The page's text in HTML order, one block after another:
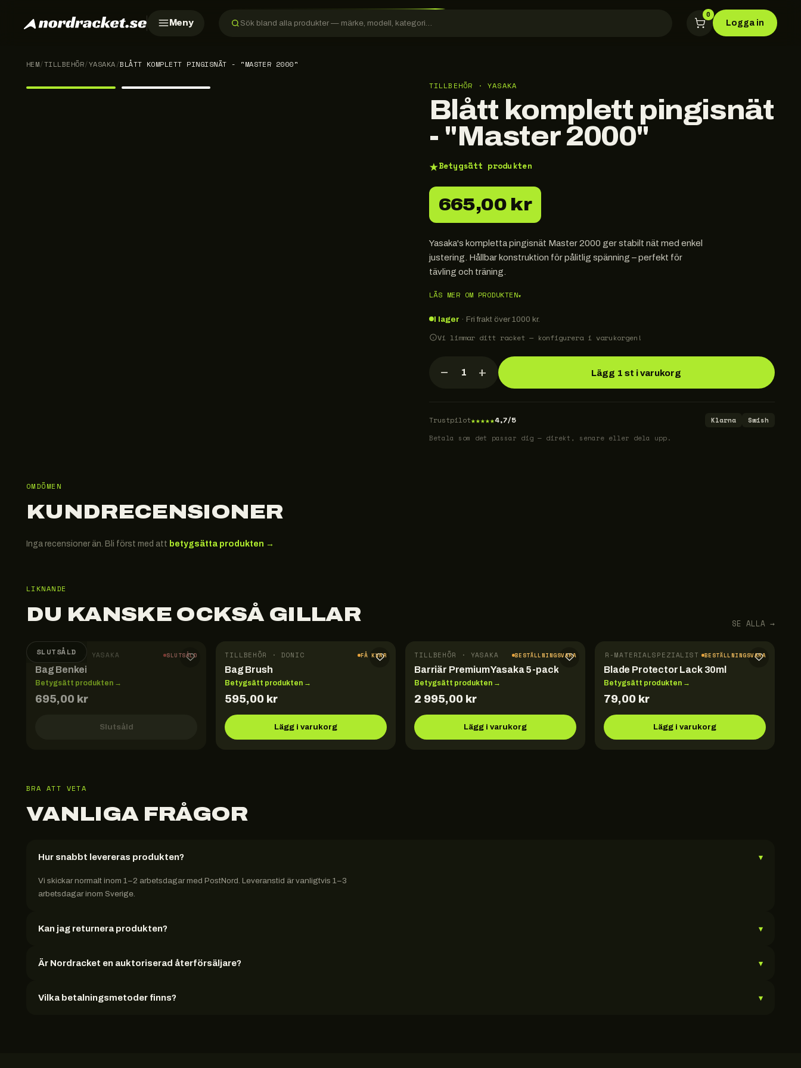
Meny
0
Logga in
HEM/TILLBEHÖR/YASAKA/BLÅTT KOMPLETT PINGISNÄT - "MASTER 2000"
TILLBEHÖR · YASAKA
Blått komplett pingisnät
- "Master 2000"
★Betygsätt produkten
665,00 kr
Yasaka's kompletta pingisnät Master 2000 ger stabilt nät med enkel
justering. Hållbar konstruktion för pålitlig spänning – perfekt för
tävling och träning.
LÄS MER OM PRODUKTEN▾
I lager · Fri frakt över 1000 kr.
Vi limmar ditt racket — konfigurera i varukorgen!
− 1 + Lägg 1 st i varukorg
Trustpilot★★★★★4,7/5 Klarna
Swish
Betala som det passar dig — direkt, senare eller dela upp.
OMDÖMEN
KUNDRECENSIONER
Inga recensioner än. Bli först med att betygsätta produkten →
LIKNANDE
DU KANSKE OCKSÅ GILLAR SE ALLA →
SLUTSÅLD
TILLBEHÖR · YASAKA SLUTSÅLD
Bag Benkei
Betygsätt produkten →
695,00 kr
Slutsåld
TILLBEHÖR · DONIC FÅ KVAR
Bag Brush
Betygsätt produkten →
595,00 kr
Lägg i varukorg
TILLBEHÖR · YASAKA BESTÄLLNINGSVARA
Barriär Premium Yasaka 5-pack
Betygsätt produkten →
2 995,00 kr
Lägg i varukorg
TILLBEHÖR · DER-MATERIALSPEZIALIST BESTÄLLNINGSVARA
Blade Protector Lack 30ml
Betygsätt produkten →
79,00 kr
Lägg i varukorg
BRA ATT VETA
VANLIGA FRÅGOR
Hur snabbt levereras produkten? ▾
Vi skickar normalt inom 1–2 arbetsdagar med PostNord. Leveranstid är vanligtvis 1–3
arbetsdagar inom Sverige.
Kan jag returnera produkten? ▾
Är Nordracket en auktoriserad återförsäljare? ▾
Vilka betalningsmetoder finns? ▾